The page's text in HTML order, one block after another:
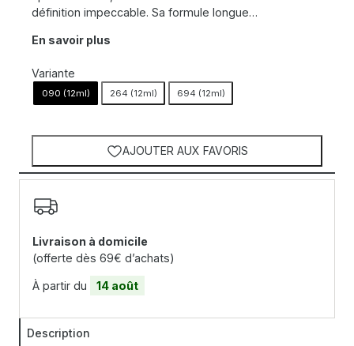
définition impeccable. Sa formule longue…
En savoir plus
Variante
090 (12ml) 264 (12ml) 694 (12ml)
AJOUTER AUX FAVORIS
Livraison à domicile
(offerte dès 69€ d’achats)
À partir du 14 août
Description